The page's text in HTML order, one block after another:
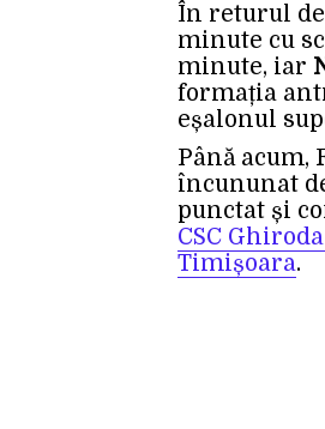
În returul de
minute cu
minute, iar
formația
eșalonul
Până acum,
încununat
punctat și
CSC
Timișoara.